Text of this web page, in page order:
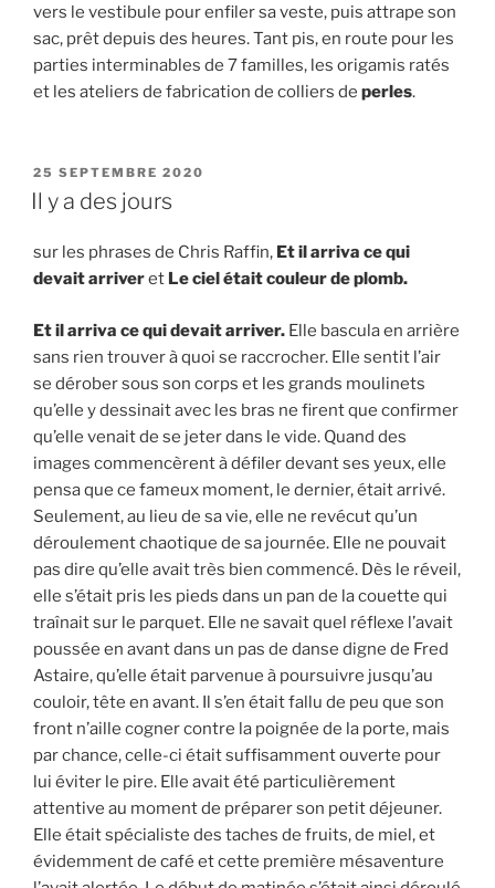
vers le vestibule pour enfiler sa veste, puis attrape son
sac, prêt depuis des heures. Tant pis, en route pour les
parties interminables de 7 familles, les origamis ratés
et les ateliers de fabrication de colliers de perles.
PUBLIÉ
LE
25 SEPTEMBRE 2020
Il y a des jours
sur les phrases de Chris Raffin, Et il arriva ce qui
devait arriveret Le ciel était couleur de plomb.
Et il arriva ce qui devait arriver. Elle bascula en arrière
sans rien trouver à quoi se raccrocher. Elle sentit l’air
se dérober sous son corps et les grands moulinets
qu’elle y dessinait avec les bras ne firent que confirmer
qu’elle venait de se jeter dans le vide. Quand des
images commencèrent à défiler devant ses yeux, elle
pensa que ce fameux moment, le dernier, était arrivé.
Seulement, au lieu de sa vie, elle ne revécut qu’un
déroulement chaotique de sa journée. Elle ne pouvait
pas dire qu’elle avait très bien commencé. Dès le réveil,
elle s’était pris les pieds dans un pan de la couette qui
traînait sur le parquet. Elle ne savait quel réflexe l’avait
poussée en avant dans un pas de danse digne de Fred
Astaire, qu’elle était parvenue à poursuivre jusqu’au
couloir, tête en avant. Il s’en était fallu de peu que son
front n’aille cogner contre la poignée de la porte, mais
par chance, celle-ci était suffisamment ouverte pour
lui éviter le pire. Elle avait été particulièrement
attentive au moment de préparer son petit déjeuner.
Elle était spécialiste des taches de fruits, de miel, et
évidemment de café et cette première mésaventure